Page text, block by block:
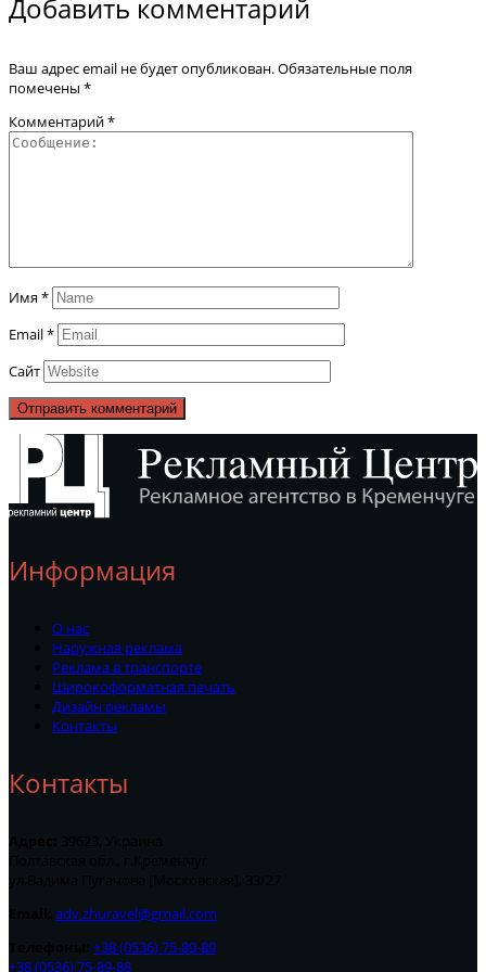
Добавить комментарий
Ваш адрес email не будет опубликован.Обязательные поля
помечены *
Комментарий*
Имя*
Email*
Сайт
Информация
О нас
Наружная реклама
Реклама в транспорте
Широкоформатная печать
Дизайн рекламы
Контакты
Контакты
adv.zhuravel@gmail.com
+38 (0536) 75-89-89
+38 (0536) 75-89-88